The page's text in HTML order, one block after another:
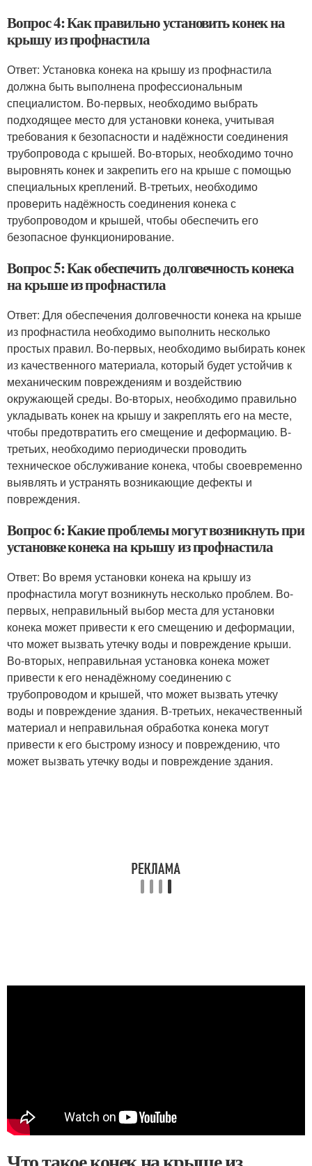
Вопрос 4: Как правильно установить конек на
крышу из профнастила
Ответ: Установка конека на крышу из профнастила
должна быть выполнена профессиональным
специалистом. Во-первых, необходимо выбрать
подходящее место для установки конека, учитывая
требования к безопасности и надёжности соединения
трубопровода с крышей. Во-вторых, необходимо точно
выровнять конек и закрепить его на крыше с помощью
специальных креплений. В-третьих, необходимо
проверить надёжность соединения конека с
трубопроводом и крышей, чтобы обеспечить его
безопасное функционирование.
Вопрос 5: Как обеспечить долговечность конека
на крыше из профнастила
Ответ: Для обеспечения долговечности конека на крыше
из профнастила необходимо выполнить несколько
простых правил. Во-первых, необходимо выбирать конек
из качественного материала, который будет устойчив к
механическим повреждениям и воздействию
окружающей среды. Во-вторых, необходимо правильно
укладывать конек на крышу и закреплять его на месте,
чтобы предотвратить его смещение и деформацию. В-
третьих, необходимо периодически проводить
техническое обслуживание конека, чтобы своевременно
выявлять и устранять возникающие дефекты и
повреждения.
Вопрос 6: Какие проблемы могут возникнуть при
установке конека на крышу из профнастила
Ответ: Во время установки конека на крышу из
профнастила могут возникнуть несколько проблем. Во-
первых, неправильный выбор места для установки
конека может привести к его смещению и деформации,
что может вызвать утечку воды и повреждение крыши.
Во-вторых, неправильная установка конека может
привести к его ненадёжному соединению с
трубопроводом и крышей, что может вызвать утечку
воды и повреждение здания. В-третьих, некачественный
материал и неправильная обработка конека могут
привести к его быстрому износу и повреждению, что
может вызвать утечку воды и повреждение здания.